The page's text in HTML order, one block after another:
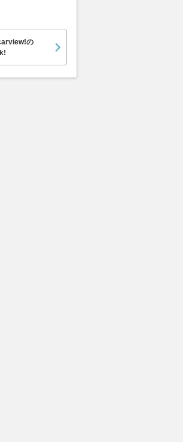
684
の